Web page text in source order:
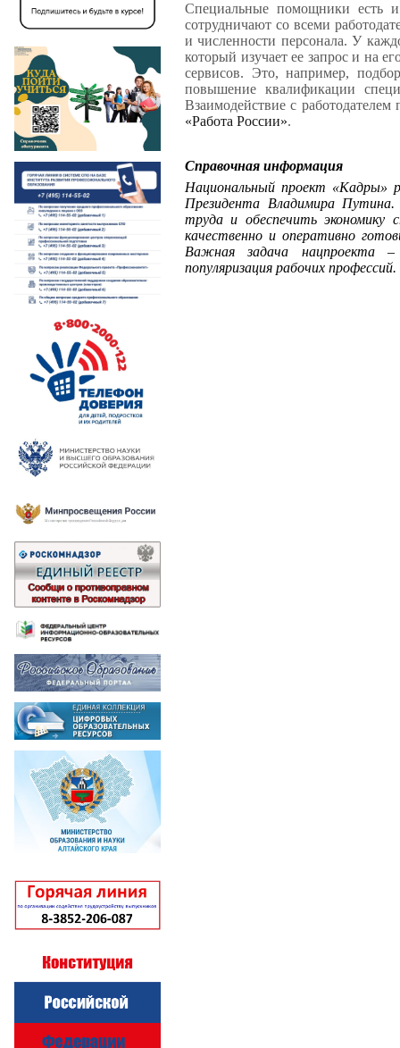
Специальные помощники есть
сотрудничают со всеми
и численности персонала. У
который изучает ее запрос и на
сервисов. Это, например,
повышение квалификации
Взаимодействие с
«Работа России».
Справочная информация
Национальный проект «Кадры»
Президента Владимира
труда и обеспечить экономику
качественно и оперативно
Важная задача нацпроекта
популяризация рабочих профессий.